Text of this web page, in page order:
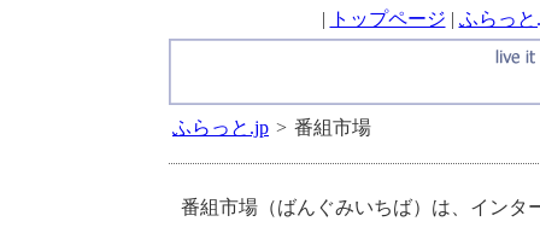
| トップページ | ふらっ
ふらっと.jp > 番組市場
番組市場（ばんぐみいちば）は、インタ